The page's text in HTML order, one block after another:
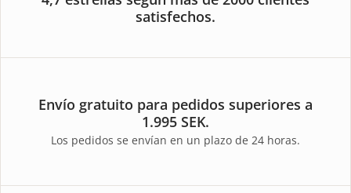
satisfechos.
Envío gratuito para pedidos superiores a
1.995 SEK.
Los pedidos se envían en un plazo de 24 horas.